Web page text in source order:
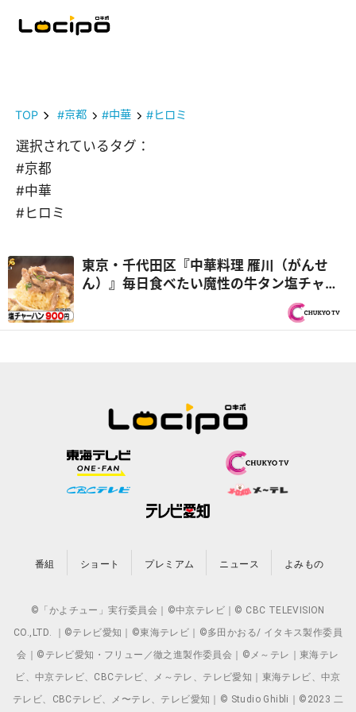
TOP #京都 #中華 #ヒロミ
選択されているタグ：
#京都
#中華
#ヒロミ
東京・千代田区『中華料理 雁川（がんせ
ん）』毎日食べたい魔性の牛タン塩チャー
ハン！？ほか おうちで作りたくなるオモ
ウマい料理を紹介！『オモウマい店』
番組 ショート プレミアム ニュース よみもの
©「かよチュー」実行委員会｜©中京テレビ｜© CBC TELEVISION
CO.,LTD. ｜©テレビ愛知｜©東海テレビ｜©多田かおる/ イタキス製作委員
会｜©テレビ愛知・フリュー／徹之進製作委員会｜©メ～テレ｜東海テレ
ビ、中京テレビ、CBCテレビ、メ～テレ、テレビ愛知｜東海テレビ、中京
テレビ、CBCテレビ、メ〜テレ、テレビ愛知｜© Studio Ghibli｜©2023 二